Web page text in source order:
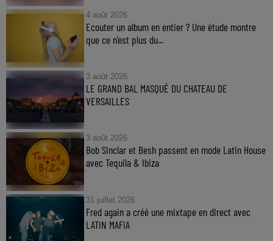
4 août 2026
Ecouter un album en entier ? Une étude montre
que ce n’est plus du...
3 août 2026
LE GRAND BAL MASQUÉ DU CHATEAU DE
VERSAILLES
3 août 2026
Bob Sinclar et Besh passent en mode Latin House
avec Tequila & Ibiza
31 juillet 2026
Fred again a créé une mixtape en direct avec
LATIN MAFIA